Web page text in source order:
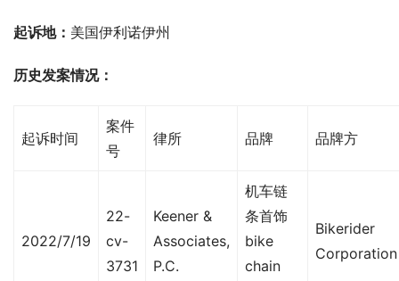
起诉地： 美国伊利诺伊州
历史发案情况：
起诉时间
案件
号
律所 品牌 品牌方
2022/7/19
22-
cv-
3731
Keener &
Associates,
P.C.
机车链
条首饰
bike
chain
Bikerider
Corporation